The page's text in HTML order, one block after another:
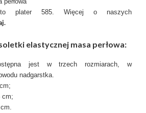
plater 585. Więcej o naszych
.
elastycznej masa perłowa:
jest w trzech rozmiarach, w
nadgarstka.
cm;